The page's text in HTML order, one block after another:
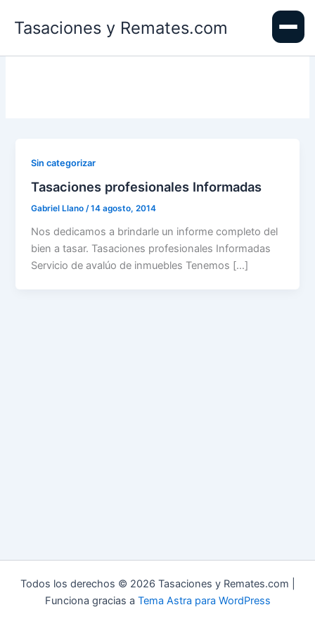
Tasaciones y Remates.com
Sin categorizar
Tasaciones profesionales Informadas
Gabriel Llano/14 agosto, 2014
Nos dedicamos a brindarle un informe completo del
bien a tasar. Tasaciones profesionales Informadas
Servicio de avalúo de inmuebles Tenemos […]
Todos los derechos © 2026 Tasaciones y Remates.com |
Funciona gracias a Tema Astra para WordPress